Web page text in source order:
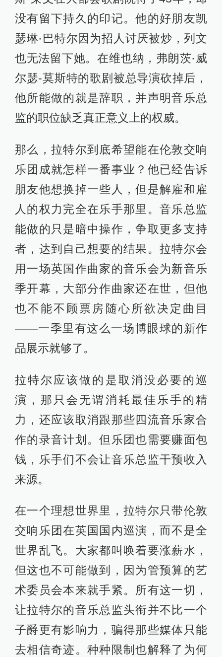
没有留下持久的印记。他的好朋友凯
瑟琳·巴特尔因为招人讨厌被炒，列文
也无法留下她。在维也纳，弗朗茨·威
尔瑟-莫斯特的歌剧被总导演砍掉后，
他所能做的就是辞职，并声明音乐总
监的职位缺乏真正意义上的权威。
那么，拉特尔到底希望能在伦敦交响
乐团成就怎样一番事业？他已经告诉
朋友他想换掉一些人，但是解雇和雇
人的权力完全在乐手那里。音乐总监
能做的只是暗中操作，争取更多支持
者，达到自己想要的结果。拉特尔会
用一场英国作曲家的音乐会为新音乐
季开幕，大部分作曲家还在世，但他
也不能不顾票房随心所欲决定曲目
——一季里有这么一场博眼球的新作
品展示就够了。
拉特尔应该做的是取消没必要的巡
演，那只会无谓消耗最佳乐手的精
力，还应该取消跟那些四流音乐家合
作的录音计划。但乐团也需要赚面包
钱，乐手们不会让音乐总监干预收入
来源。
在一个理想世界里，拉特尔只带伦敦
交响乐团在英国国内巡演，而不是全
世界乱飞。大家都叫唤着要涨薪水，
但这也不可能做到，因为管预算的艺
术委员会本来就手紧。所有这一切，
让拉特尔的音乐总监头衔并不比一个
子爵更有影响力，骗得那些媒体只能
去相信奇迹。种种限制也解释了为何